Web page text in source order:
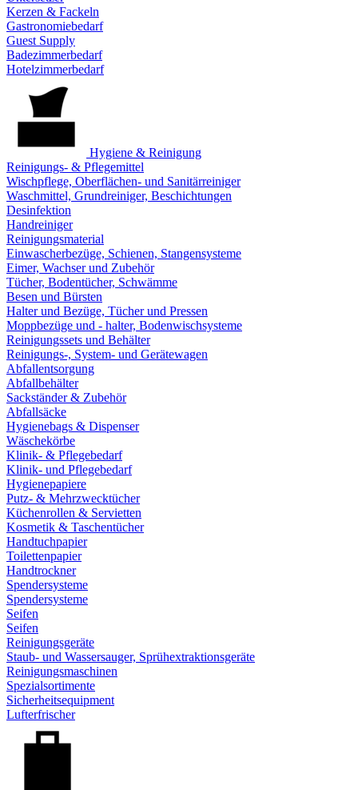
Kerzen & Fackeln
Gastronomiebedarf
Guest Supply
Badezimmerbedarf
Hotelzimmerbedarf
Hygiene & Reinigung
Reinigungs- & Pflegemittel
Wischpflege, Oberflächen- und Sanitärreiniger
Waschmittel, Grundreiniger, Beschichtungen
Desinfektion
Handreiniger
Reinigungsmaterial
Einwascherbezüge, Schienen, Stangensysteme
Eimer, Wachser und Zubehör
Tücher, Bodentücher, Schwämme
Besen und Bürsten
Halter und Bezüge, Tücher und Pressen
Moppbezüge und - halter, Bodenwischsysteme
Reinigungssets und Behälter
Reinigungs-, System- und Gerätewagen
Abfallentsorgung
Abfallbehälter
Sackständer & Zubehör
Abfallsäcke
Hygienebags & Dispenser
Wäschekörbe
Klinik- & Pflegebedarf
Klinik- und Pflegebedarf
Hygienepapiere
Putz- & Mehrzwecktücher
Küchenrollen & Servietten
Kosmetik & Taschentücher
Handtuchpapier
Toilettenpapier
Handtrockner
Spendersysteme
Spendersysteme
Seifen
Seifen
Reinigungsgeräte
Staub- und Wassersauger, Sprühextraktionsgeräte
Reinigungsmaschinen
Spezialsortimente
Sicherheitsequipment
Lufterfrischer